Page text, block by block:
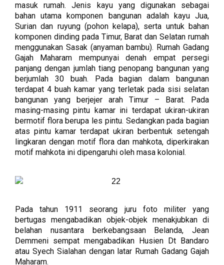
masuk rumah. Jenis kayu yang digunakan sebagai
bahan utama komponen bangunan adalah kayu Jua,
Surian dan ruyung (pohon kelapa), serta untuk bahan
komponen dinding pada Timur, Barat dan Selatan rumah
menggunakan Sasak (anyaman bambu). Rumah Gadang
Gajah Maharam mempunyai denah empat persegi
panjang dengan jumlah tiang penopang bangunan yang
berjumlah 30 buah. Pada bagian dalam bangunan
terdapat 4 buah kamar yang terletak pada sisi selatan
bangunan yang berjejer arah Timur – Barat. Pada
masing-masing pintu kamar ini terdapat ukiran-ukiran
bermotif flora berupa les pintu. Sedangkan pada bagian
atas pintu kamar terdapat ukiran berbentuk setengah
lingkaran dengan motif flora dan mahkota, diperkirakan
motif mahkota ini dipengaruhi oleh masa kolonial.
Pada tahun 1911 seorang juru foto militer yang
bertugas mengabadikan objek-objek menakjubkan di
belahan nusantara berkebangsaan Belanda, Jean
Demmeni sempat mengabadikan Husien Dt Bandaro
atau Syech Sialahan dengan latar Rumah Gadang Gajah
Maharam.